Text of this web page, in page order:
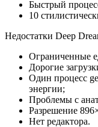
Быстрый
10
Недостатки Deep
Ограниченные
Дорогие
Один процесс
энергии;
Проблемы с
Разрешение
Нет редактора.